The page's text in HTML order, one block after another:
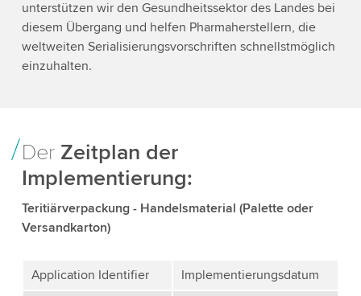
unterstützen wir den Gesundheitssektor des Landes bei
diesem Übergang und helfen Pharmaherstellern, die
weltweiten Serialisierungsvorschriften schnellstmöglich
einzuhalten.
Der Zeitplan der
Implementierung:
Teritiärverpackung - Handelsmaterial (Palette oder
Versandkarton)
Application Identifier
Implementierungsdatum